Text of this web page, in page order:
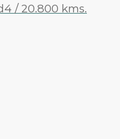
/ 20.800 kms.